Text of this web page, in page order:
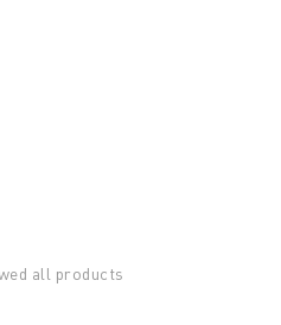
all products